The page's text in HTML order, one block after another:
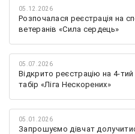
05.12.2026
Розпочалася реєстрація на
ветеранів «Сила сердець»
05.07.2026
Відкрито реєстрацію на 4-тий
табір «Ліга Нескорених»
05.01.2026
Запрошуємо дівчат